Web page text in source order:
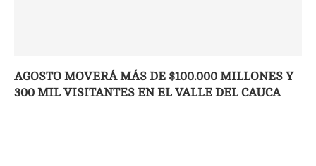
AGOSTO MOVERÁ MÁS DE $100.000 MILLONES Y
300 MIL VISITANTES EN EL VALLE DEL CAUCA